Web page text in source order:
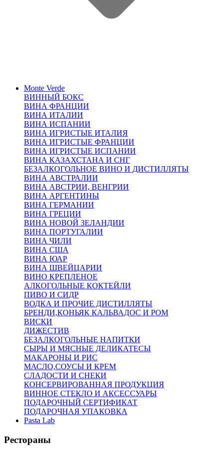
Monte Verde
ВИННЫЙ БОКС
ВИНА ФРАНЦИИ
ВИНА ИТАЛИИ
ВИНА ИСПАНИИ
ВИНА ИГРИСТЫЕ ИТАЛИЯ
ВИНА ИГРИСТЫЕ ФРАНЦИИ
ВИНА ИГРИСТЫЕ ИСПАНИИ
ВИНА КАЗАХСТАНА И СНГ
БЕЗАЛКОГОЛЬНОЕ ВИНО И ДИСТИЛЛЯТЫ
ВИНА АВСТРАЛИИ
ВИНА АВСТРИИ, ВЕНГРИИ
ВИНА АРГЕНТИНЫ
ВИНА ГЕРМАНИИ
ВИНА ГРЕЦИИ
ВИНА НОВОЙ ЗЕЛАНДИИ
ВИНА ПОРТУГАЛИИ
ВИНА ЧИЛИ
ВИНА США
ВИНА ЮАР
ВИНА ШВЕЙЦАРИИ
ВИНО КРЕПЛЕНОЕ
АЛКОГОЛЬНЫЕ КОКТЕЙЛИ
ПИВО И СИДР
ВОДКА И ПРОЧИЕ ДИСТИЛЛЯТЫ
БРЕНДИ,КОНЬЯК КАЛЬВАДОС И РОМ
ВИСКИ
ДИЖЕСТИВ
БЕЗАЛКОГОЛЬНЫЕ НАПИТКИ
СЫРЫ И МЯСНЫЕ ДЕЛИКАТЕСЫ
МАКАРОНЫ И РИС
МАСЛО,СОУСЫ И КРЕМ
СЛАДОСТИ И СНЕКИ
КОНСЕРВИРОВАННАЯ ПРОДУКЦИЯ
ВИННОЕ СТЕКЛО И АКСЕССУАРЫ
ПОДАРОЧНЫЙ СЕРТИФИКАТ
ПОДАРОЧНАЯ УПАКОВКА
Pasta Lab
Рестораны